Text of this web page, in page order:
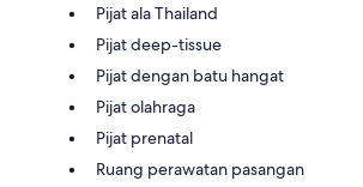
Pijat ala Thailand
Pijat deep-tissue
Pijat dengan batu hangat
Pijat olahraga
Pijat prenatal
Ruang perawatan pasangan